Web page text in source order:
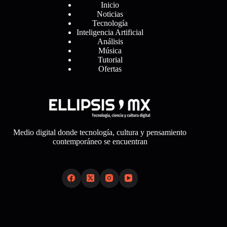
Inicio
Noticias
Tecnología
Inteligencia Artificial
Análisis
Música
Tutorial
Ofertas
Medio digital donde tecnología, cultura y pensamiento
contemporáneo se encuentran